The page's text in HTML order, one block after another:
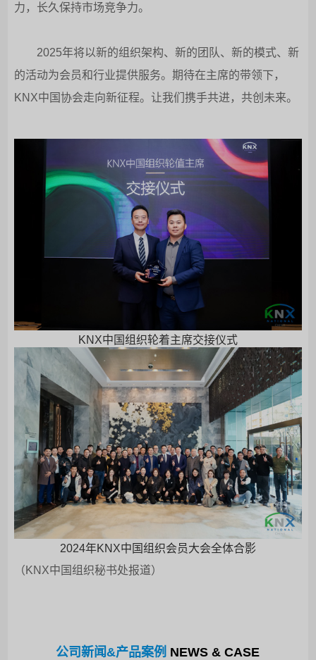
力，长久保持市场竞争力。
2025年将以新的组织架构、新的团队、新的模式、新
的活动为会员和行业提供服务。期待在主席的带领下，
KNX中国协会走向新征程。让我们携手共进，共创未来。
KNX中国组织轮着主席交接仪式
2024年KNX中国组织会员大会全体合影
（KNX中国组织秘书处报道）
公司新闻&产品案例 NEWS & CASE